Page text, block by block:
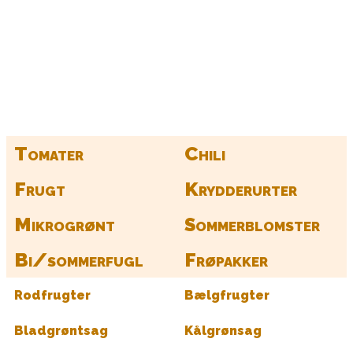
Tomater
Chili
Frugt
Krydderurter
Mikrogrønt
Sommerblomster
Bi/sommerfugl
Frøpakker
Rodfrugter Bælgfrugter
Bladgrøntsag Kålgrønsag